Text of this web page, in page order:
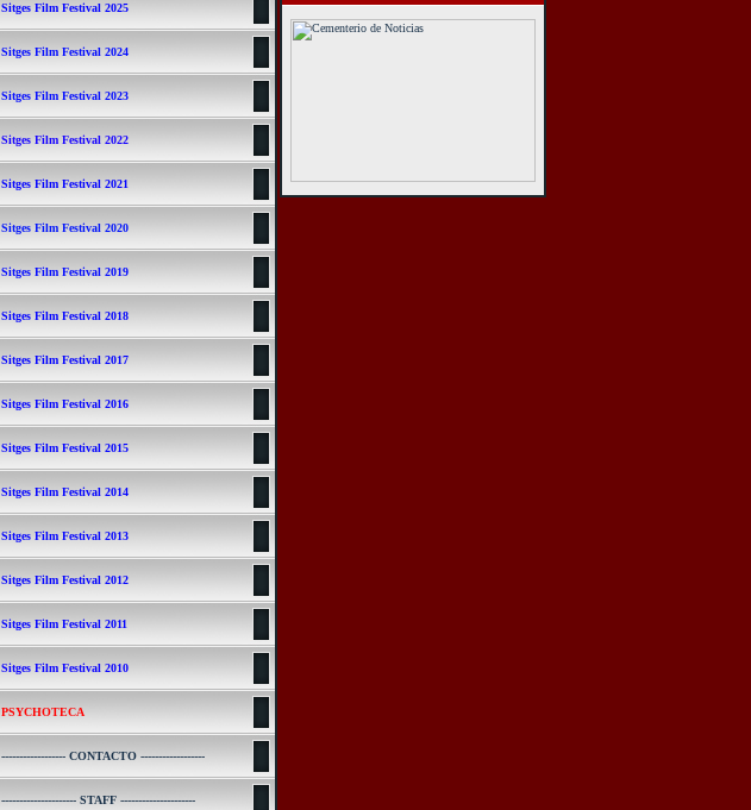
Sitges Film Festival 2025
Sitges Film Festival 2024
Sitges Film Festival 2023
Sitges Film Festival 2022
Sitges Film Festival 2021
Sitges Film Festival 2020
Sitges Film Festival 2019
Sitges Film Festival 2018
Sitges Film Festival 2017
Sitges Film Festival 2016
Sitges Film Festival 2015
Sitges Film Festival 2014
Sitges Film Festival 2013
Sitges Film Festival 2012
Sitges Film Festival 2011
Sitges Film Festival 2010
PSYCHOTECA
------------------ CONTACTO ------------------
--------------------- STAFF ---------------------